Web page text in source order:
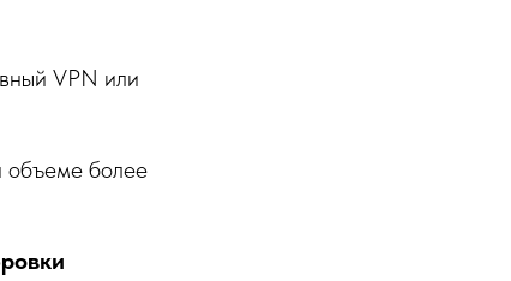
VPN или
объеме более